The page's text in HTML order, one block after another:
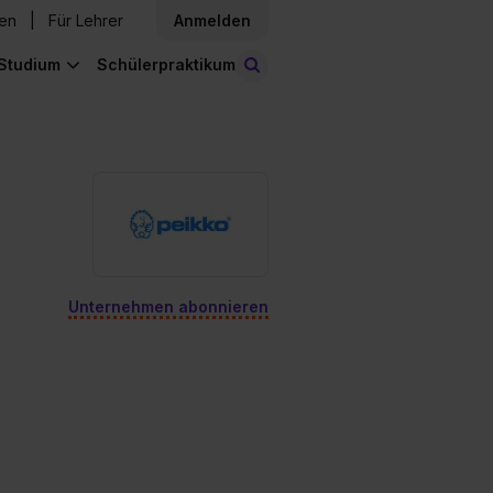
Für Lehrer Anmelden
Schülerpraktikum
Unternehmen abonnieren